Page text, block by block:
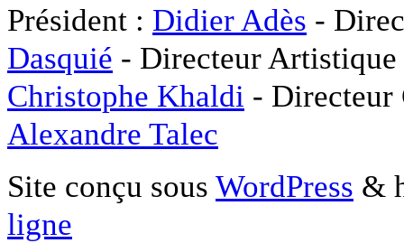
Président : Didier Adès -
Dasquié - Directeur
Christophe Khaldi -
Alexandre Talec
Site conçu sous WordPress &
ligne